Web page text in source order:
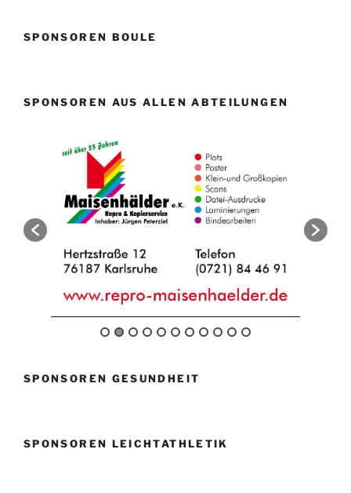
SPONSOREN BOULE
SPONSOREN AUS ALLEN ABTEILUNGEN
SPONSOREN GESUNDHEIT
SPONSOREN LEICHTATHLETIK